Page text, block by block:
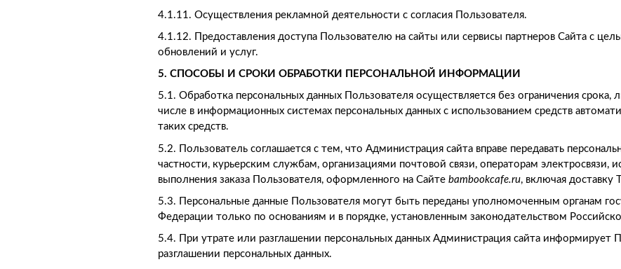
4.1.11. Осуществления рекламной деятельности с согласия Пользователя.
4.1.12. Предоставления доступа Пользователю на сайты или сервисы партнеров Сайта с
обновлений и услуг.
5. СПОСОБЫ И СРОКИ ОБРАБОТКИ ПЕРСОНАЛЬНОЙ ИНФОРМАЦИИ
5.1. Обработка персональных данных Пользователя осуществляется без ограничения
числе в информационных системах персональных данных с использованием средств
таких средств.
5.2. Пользователь соглашается с тем, что Администрация сайта вправе передавать
частности, курьерским службам, организациями почтовой связи, операторам электросвязи,
выполнения заказа Пользователя, оформленного на Сайте bambookcafe.ru, включая доставку
5.3. Персональные данные Пользователя могут быть переданы уполномоченным органам
Федерации только по основаниям и в порядке, установленным законодательством
5.4. При утрате или разглашении персональных данных Администрация сайта информирует
разглашении персональных данных.